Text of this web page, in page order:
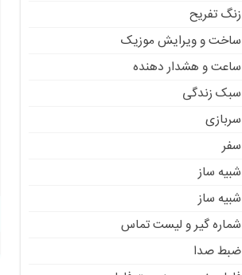
زنگ تفریح
ساخت و ویرایش موزیک
ساعت و هشدار دهنده
سبک زندگی
سربازی
سفر
شبیه ساز
شبیه ساز
شماره گیر و لیست تماس
ضبط صدا